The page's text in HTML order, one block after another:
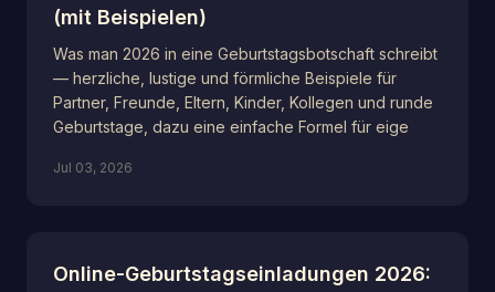
(mit Beispielen)
Was man 2026 in eine Geburtstagsbotschaft schreibt
— herzliche, lustige und förmliche Beispiele für
Partner, Freunde, Eltern, Kinder, Kollegen und runde
Geburtstage, dazu eine einfache Formel für eige
Jul 03, 2026
Online-Geburtstagseinladungen 2026: